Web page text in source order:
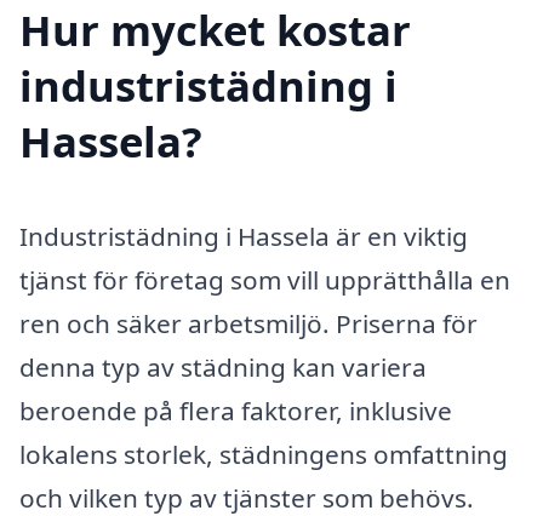
Hur mycket kostar
industristädning i
Hassela?
Industristädning i Hassela är en viktig
tjänst för företag som vill upprätthålla en
ren och säker arbetsmiljö. Priserna för
denna typ av städning kan variera
beroende på flera faktorer, inklusive
lokalens storlek, städningens omfattning
och vilken typ av tjänster som behövs.